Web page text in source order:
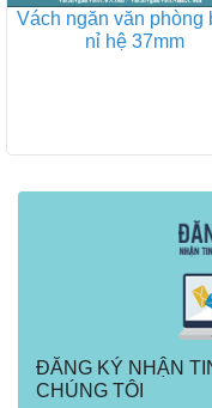
Vách ngăn văn phòng
nỉ hệ 37mm
ĐĂNG KÝ NHẬN
CHÚNG TÔI